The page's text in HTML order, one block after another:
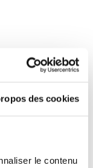
des cookies
le contenu